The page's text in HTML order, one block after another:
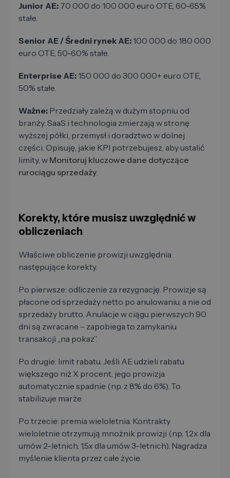
Junior AE: 70 000 do 100 000 euro OTE, 60-65%
stałe.
Senior AE / Średni rynek AE:100 000 do 180 000
euro OTE, 50-60% stałe.
Enterprise AE:150 000 do 300 000+ euro OTE,
50% stałe.
Ważne: Przedziały zależą w dużym stopniu od
branży. SaaS i technologia zmierzają w stronę
wyższej półki, przemysł i doradztwo w dolnej
części. Opisuję, jakie KPI potrzebujesz, aby ustalić
limity, w Monitoruj kluczowe dane dotyczące
rurociągu sprzedaży.
Korekty, które musisz uwzględnić w
obliczeniach
Właściwe obliczenie prowizji uwzględnia
następujące korekty.
Po pierwsze: odliczenie za rezygnację. Prowizje są
płacone od sprzedaży netto po anulowaniu, a nie od
sprzedaży brutto. Anulacje w ciągu pierwszych 90
dni są zwracane – zapobiega to zamykaniu
transakcji „na pokaz”.
Po drugie: limit rabatu. Jeśli AE udzieli rabatu
większego niż X procent, jego prowizja
automatycznie spadnie (np. z 8% do 6%). To
stabilizuje marże.
Po trzecie: premia wieloletnia. Kontrakty
wieloletnie otrzymują mnożnik prowizji (np. 1,2x dla
umów 2-letnich, 1,5x dla umów 3-letnich). Nagradza
myślenie klienta przez całe życie.